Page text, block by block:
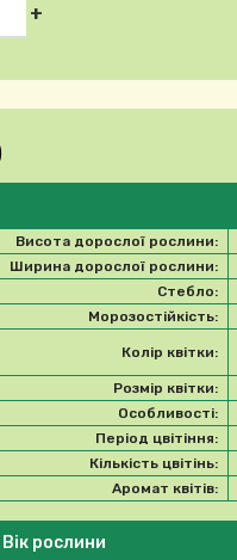
+
Висота дорослої рослини:
Ширина дорослої рослини:
Стебло:
Морозостійкість:
Колір квітки:
Розмір квітки:
Особливості:
Період цвітіння:
Кількість цвітінь:
Аромат квітів:
Вік рослини